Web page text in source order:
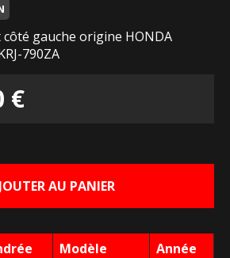
gauche origine HONDA
790ZA
:
€.
€Le
actuel
est :
5,00 €.
AU PANIER
Modèle
Année